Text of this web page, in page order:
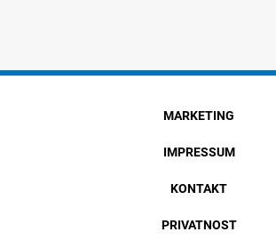
MARKETING
IMPRESSUM
KONTAKT
PRIVATNOST